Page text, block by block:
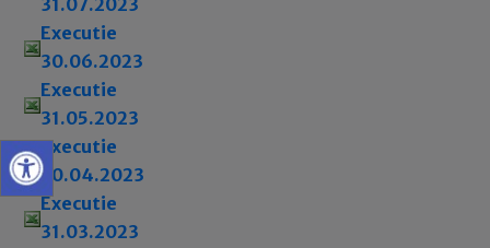
31.07.2023
Executie
30.06.2023
Executie
31.05.2023
Executie
30.04.2023
Executie
31.03.2023